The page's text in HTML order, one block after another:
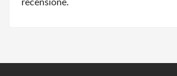
recensione.